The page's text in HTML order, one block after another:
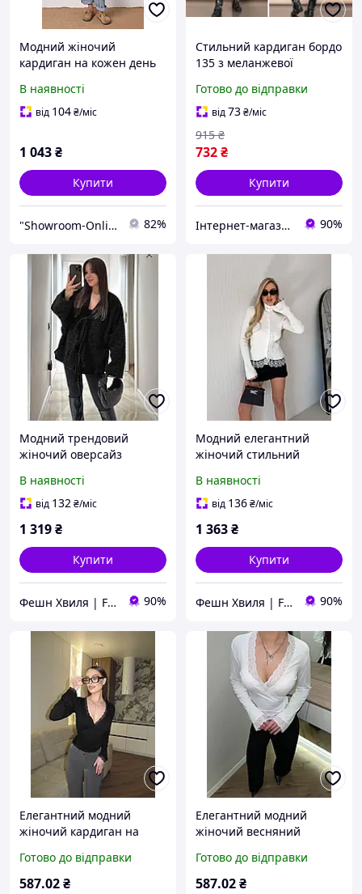
Модний жіночий
кардиган на кожен день
В наявності
від 104₴/міс
1 043₴
Купити
"Showroom-Online": Тисячі образів — один клік! 82%
Стильний кардиган бордо
135 з меланжевої
розмірах S-M і L-XL для
модних образів
Готово до відправки
від73₴/міс
732₴
915 ₴
Купити
Інтернет-магазин Clothes-Mall 90%
Модний трендовий
жіночий оверсайз
моко 42-46 48-52
В наявності
від 132₴/міс
1 319₴
Купити
Фешн Хвиля | Fashion Wave 90%
Модний елегантний
жіночий стильний
42-46
В наявності
від 136₴/міс
1 363₴
Купити
Фешн Хвиля | Fashion Wave 90%
Елегантний модний
жіночий кардиган на
мереживом, весняний,
повсякденний, чорний,
Готово до відправки
587.02₴
Елегантний модний
жіночий весняний
віскози та мережива
білий 42-46 likes-694486
Готово до відправки
587.02₴